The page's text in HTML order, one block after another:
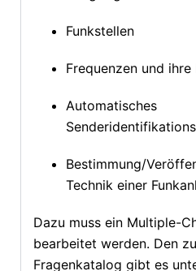
Funkstellen
Frequenzen und ihre
Automatisches
Bestimmung/
Technik einer
Dazu muss ein Multiple-
bearbeitet werden. Den
Fragenkatalog gibt es